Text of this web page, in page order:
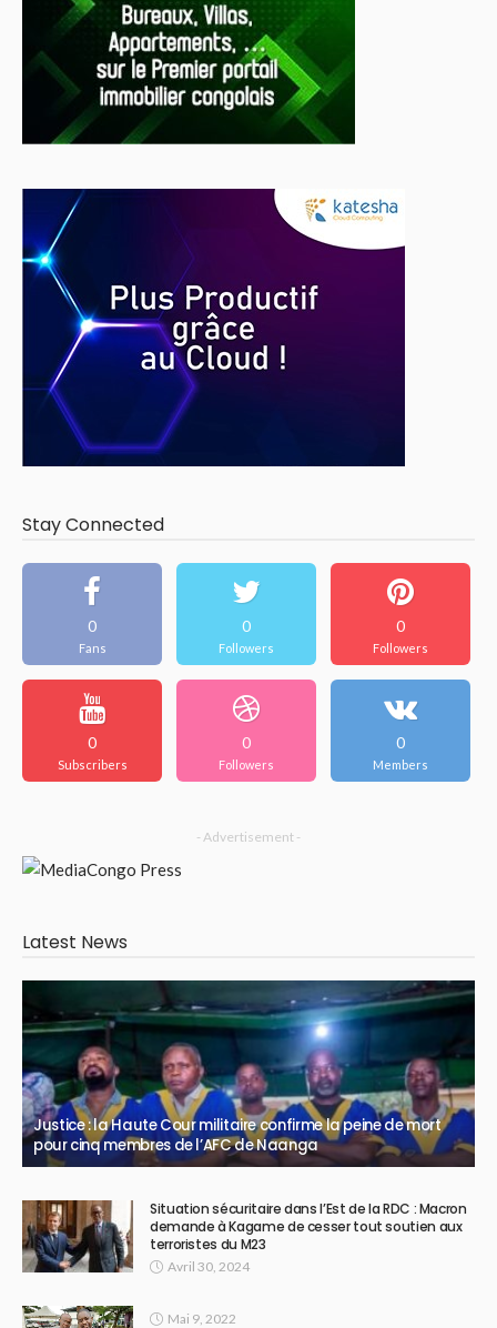
Stay Connected
0
Fans
0
Followers
0
Followers
0
Subscribers
0
Followers
0
Members
- Advertisement -
Latest News
Justice : la Haute Cour militaire confirme la peine de mort
pour cinq membres de l’AFC de Naanga
Situation sécuritaire dans l’Est de la RDC : Macron
demande à Kagame de cesser tout soutien aux
terroristes du M23
Avril 30, 2024
Mai 9, 2022